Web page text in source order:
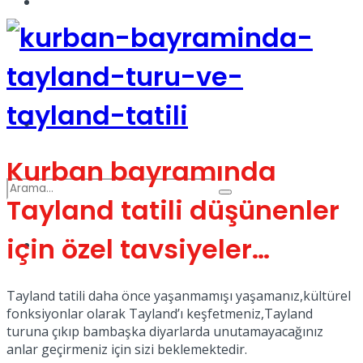
Dünya
Türkiye
Podcast
No Result
View All Result
Kurban bayramında
Tayland tatili düşünenler
için özel tavsiyeler…
Tayland tatili daha önce yaşanmamışı yaşamanız,kültürel
fonksiyonlar olarak Tayland’ı keşfetmeniz,Tayland
turuna çıkıp bambaşka diyarlarda unutamayacağınız
anlar geçirmeniz için sizi beklemektedir.